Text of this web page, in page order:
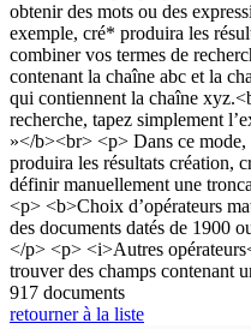
917 documents
retourner à la liste